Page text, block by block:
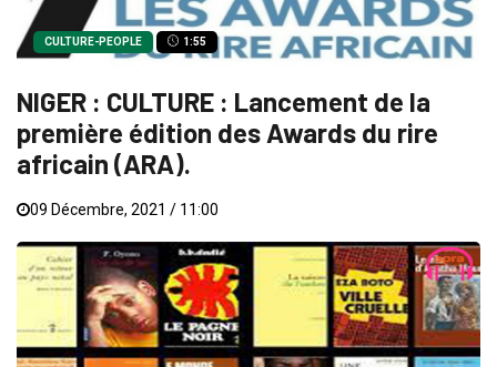
CULTURE-PEOPLE 1:55
NIGER : CULTURE : Lancement de la
première édition des Awards du rire
africain (ARA).
09 Décembre, 2021 / 11:00